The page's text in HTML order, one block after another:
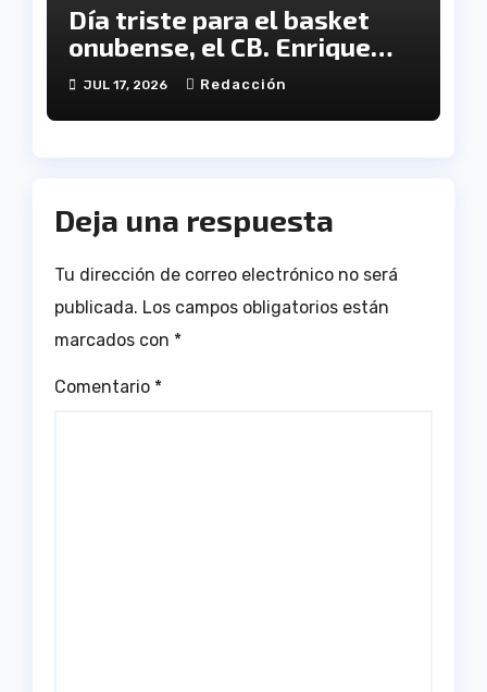
Día triste para el basket
onubense, el CB. Enrique
Benítez cesa en su
actividad como club
JUL 17, 2026 Redacción
Deja una respuesta
Tu dirección de correo electrónico no será
publicada. Los campos obligatorios están
marcados con *
Comentario *